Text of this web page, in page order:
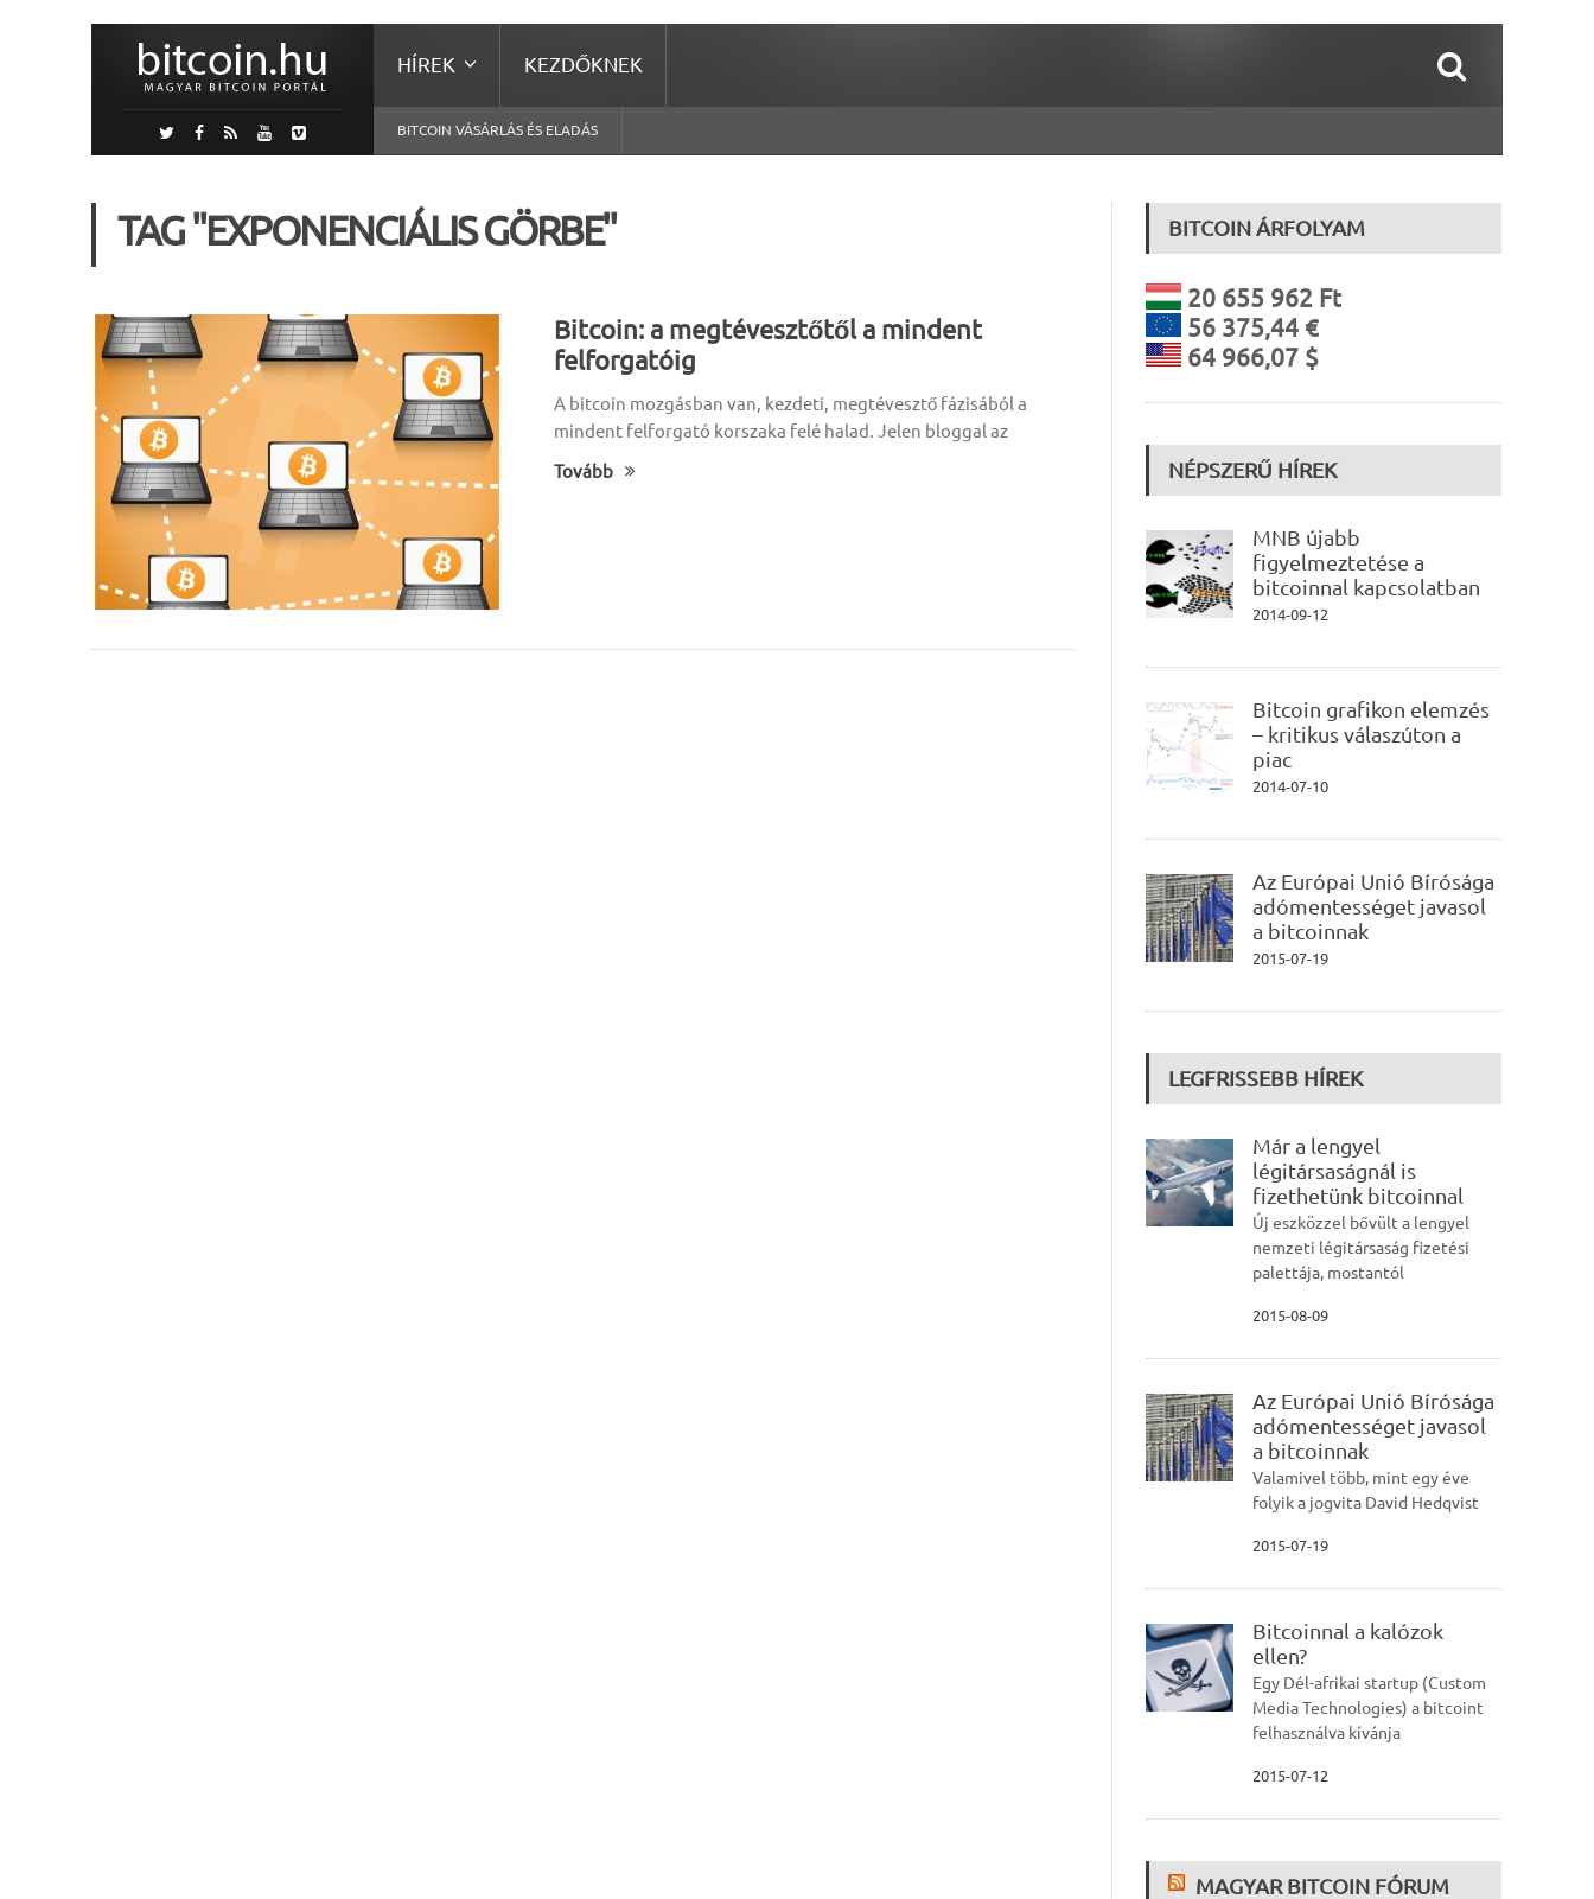
HÍREK KEZDŐKNEK
BITCOIN VÁSÁRLÁS ÉS ELADÁS
TAG "EXPONENCIÁLIS GÖRBE"
Bitcoin: a megtévesztőtől a mindent
felforgatóig
A bitcoin mozgásban van, kezdeti, megtévesztő fázisából a
mindent felforgató korszaka felé halad. Jelen bloggal az
Tovább
BITCOIN ÁRFOLYAM
20 655 962 Ft
56 375,44 €
64 966,07 $
NÉPSZERŰ HÍREK
MNB újabb
figyelmeztetése a
bitcoinnal kapcsolatban
2014-09-12
Bitcoin grafikon elemzés
– kritikus válaszúton a
piac
2014-07-10
Az Európai Unió Bírósága
adómentességet javasol
a bitcoinnak
2015-07-19
LEGFRISSEBB HÍREK
Már a lengyel
légitársaságnál is
fizethetünk bitcoinnal
Új eszközzel bővült a lengyel
nemzeti légitársaság fizetési
palettája, mostantól
2015-08-09
Az Európai Unió Bírósága
adómentességet javasol
a bitcoinnak
Valamivel több, mint egy éve
folyik a jogvita David Hedqvist
2015-07-19
Bitcoinnal a kalózok
ellen?
Egy Dél-afrikai startup (Custom
Media Technologies) a bitcoint
felhasználva kívánja
2015-07-12
MAGYAR BITCOIN FÓRUM